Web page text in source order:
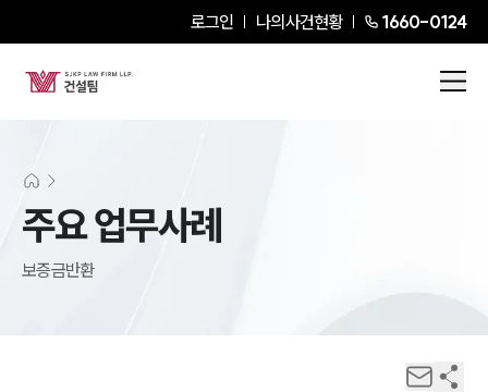
로그인 나의사건현황 1660-0124
주요 업무사례
보증금반환